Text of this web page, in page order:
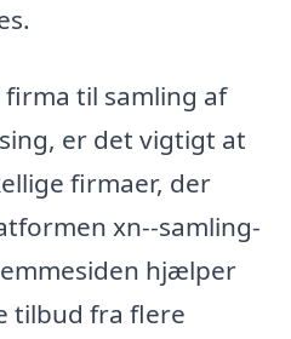
til samling af
er det vigtigt at
firmaer, der
xn--samling-
hjælper
tilbud fra flere